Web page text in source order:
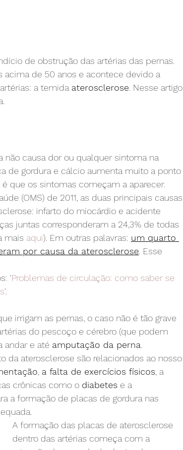
de obstrução das artérias das pernas.
de 50 anos e acontece devido a
a temida aterosclerose . Nesse artigo
não causa dor ou qualquer sintoma na
de gordura e cálcio aumenta muito a ponto
que os sintomas começam a aparecer.
(OMS) de 2011, as duas principais causas
infarto do miocárdio e acidente
juntas corresponderam a 24,3% de todas
mais aqui). Em outras palavras: um quarto
por causa da aterosclerose . Esse
'Problemas de circulação: como saber se
'.
irrigam as pernas, o caso não é tão grave
do pescoço e cérebro (que podem
andar e até amputação da perna
da aterosclerose são relacionados ao nosso
a falta de exercícios físicos , a
crônicas como o diabetes e a
a formação de placas de gordura nas
A formação das placas de aterosclerose
dentro das artérias começa com a